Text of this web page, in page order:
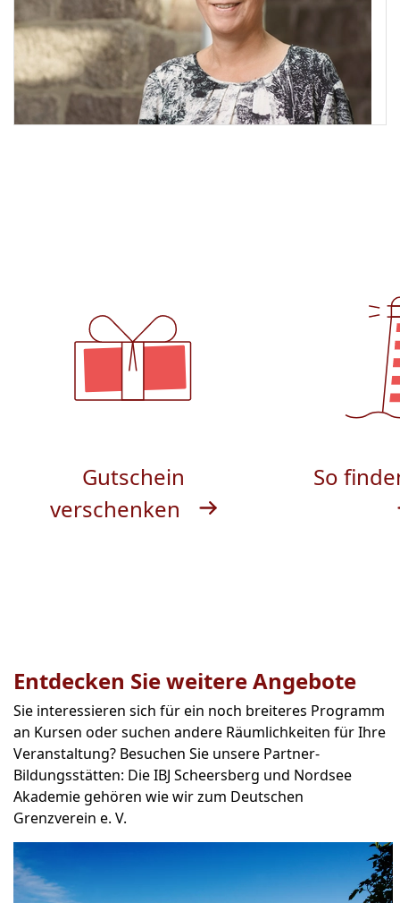
Gutschein
verschenken
So
Entdecken Sie weitere Angebote
Sie interessieren sich für ein noch breiteres Programm
an Kursen oder suchen andere Räumlichkeiten für Ihre
Veranstaltung? Besuchen Sie unsere Partner-
Bildungsstätten: Die IBJ Scheersberg und Nordsee
Akademie gehören wie wir zum Deutschen
Grenzverein e. V.